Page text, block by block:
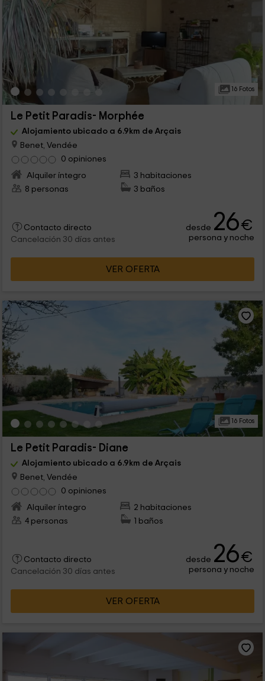
16 Fotos
Le Petit Paradis- Morphée
Alojamiento ubicado a 6.9km de Arçais
Benet, Vendée
0 opiniones
Alquiler íntegro
3 habitaciones
8 personas
3 baños
Contacto directo
Cancelación 30 días antes
desde 26€
persona y noche
VER OFERTA
16 Fotos
Le Petit Paradis- Diane
Alojamiento ubicado a 6.9km de Arçais
Benet, Vendée
0 opiniones
Alquiler íntegro
2 habitaciones
4 personas
1 baños
Contacto directo
Cancelación 30 días antes
desde 26€
persona y noche
VER OFERTA